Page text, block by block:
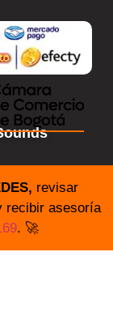
revisar
recibir asesoría
. 🚀